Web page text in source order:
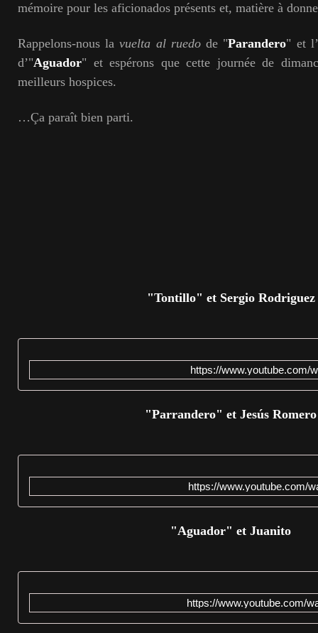
mémoire pour les aficionados présents et, matière à
Rappelons-nous lavuelta al ruedode "Parandero" et
d’"Aguador" et espérons que cette journée de
meilleurs hospices.
…Ça paraît bien parti.
"Tontillo" et Sergio Rodriguez
https://www.youtube.com/
"Parrandero" et Jesús Romero
https://www.youtube.com/
"Aguador" et Juanito
https://www.youtube.com/